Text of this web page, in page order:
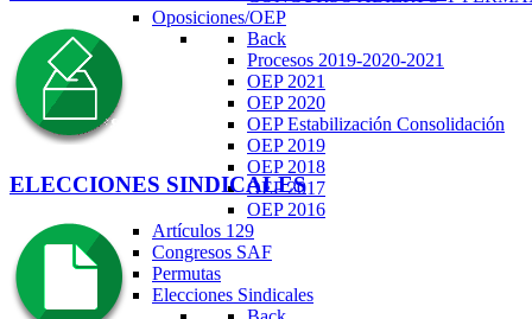
Oposiciones/OEP
Back
Procesos 2019-2020-2021
OEP 2021
OEP 2020
OEP Estabilización Consolidación
OEP 2019
OEP 2018
OEP 2017
OEP 2016
Artículos 129
Congresos SAF
Permutas
Elecciones Sindicales
ELECCIONES SINDICALES